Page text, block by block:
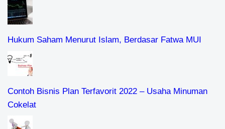
Hukum Saham Menurut Islam, Berdasar Fatwa MUI
Contoh Bisnis Plan Terfavorit 2022 – Usaha Minuman
Cokelat